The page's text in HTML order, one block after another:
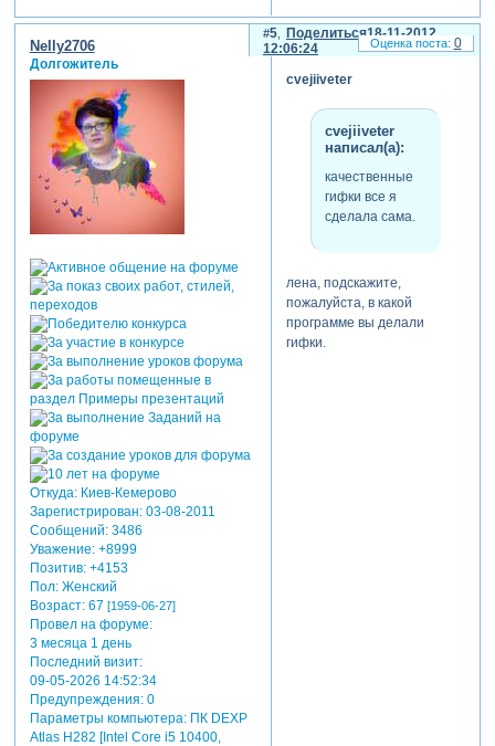
Поделиться
5
18-11-2012
12:06:24
Nelly2706
Долгожитель
Откуда:Киев-Кемерово
Зарегистрирован: 03-08-2011
Сообщений:3486
Уважение: +8999
Позитив: +4153
Пол:Женский
Возраст:67 [1959-06-27]
Провел на форуме:
3 месяца 1 день
Последний визит:
09-05-2026 14:52:34
Предупреждения:0
Параметры компьютера:ПК DEXP
Atlas H282 [Intel Core i5 10400,
cvejiiveter
cvejiiveter
написал(а):
качественные
гифки все я
сделала сама.
лена, подскажите,
пожалуйста, в какой
программе вы делали
гифки.
0